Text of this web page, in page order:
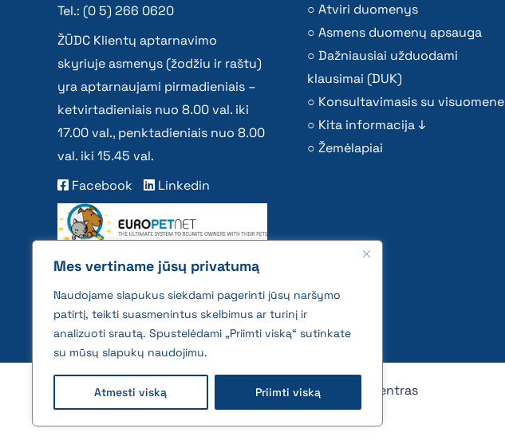
Mes vertiname jūsų privatumą
Naudojame slapukus siekdami pagerinti jūsų naršymo
patirtį, teikti suasmenintus skelbimus ar turinį ir
analizuoti srautą. Spustelėdami „Priimti viską“ sutinkate
su mūsų slapukų naudojimu.
Atmesti viską Priimti viską
Tel.: (0 5) 266 0620
ŽŪDC Klientų aptarnavimo
skyriuje asmenys (žodžiu ir raštu)
yra aptarnaujami pirmadieniais –
ketvirtadieniais nuo 8.00 val. iki
17.00 val., penktadieniais nuo 8.00
val. iki 15.45 val.
Facebook
Linkedin
Atviri duomenys
Asmens duomenų apsauga
Dažniausiai užduodami
klausimai (DUK)
Konsultavimasis su visuomene
Kita informacija ↓
Žemėlapiai
2026 © All rights reserved | VĮ Žemės ūkio duomenų centras